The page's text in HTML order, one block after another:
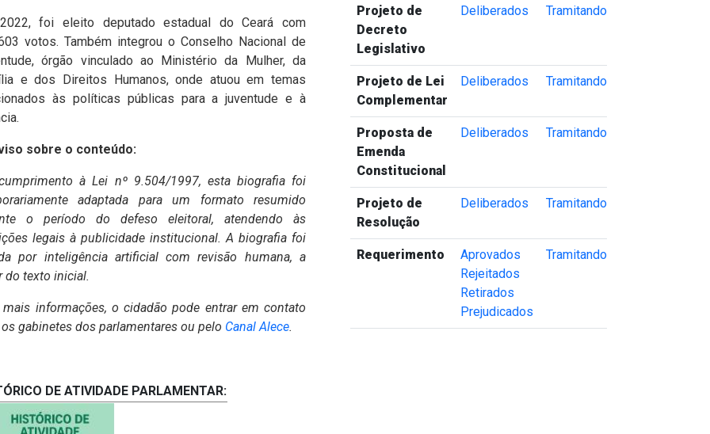
foi eleito deputado estadual do Ceará com
votos. Também integrou o Conselho Nacional de
órgão vinculado ao Ministério da Mulher, da
e dos Direitos Humanos, onde atuou em temas
às políticas públicas para a juventude e à
sobre o conteúdo:
à Lei nº 9.504/1997, esta biografia foi
adaptada para um formato resumido
o período do defeso eleitoral, atendendo às
legais à publicidade institucional. A biografia foi
por inteligência artificial com revisão humana, a
do texto inicial.
mais informações, o cidadão pode entrar em contato
gabinetes dos parlamentares ou pelo Canal Alece(Abre em nova janela)
.
DE ATIVIDADE PARLAMENTAR:
Projeto de
Decreto
Legislativo
Deliberados Tramitando
Projeto de Lei
Complementar
Deliberados Tramitando
Proposta de
Emenda
Constitucional
Deliberados Tramitando
Projeto de
Resolução
Deliberados Tramitando
Requerimento
Aprovados
Rejeitados
Retirados
Prejudicados
Tramitando